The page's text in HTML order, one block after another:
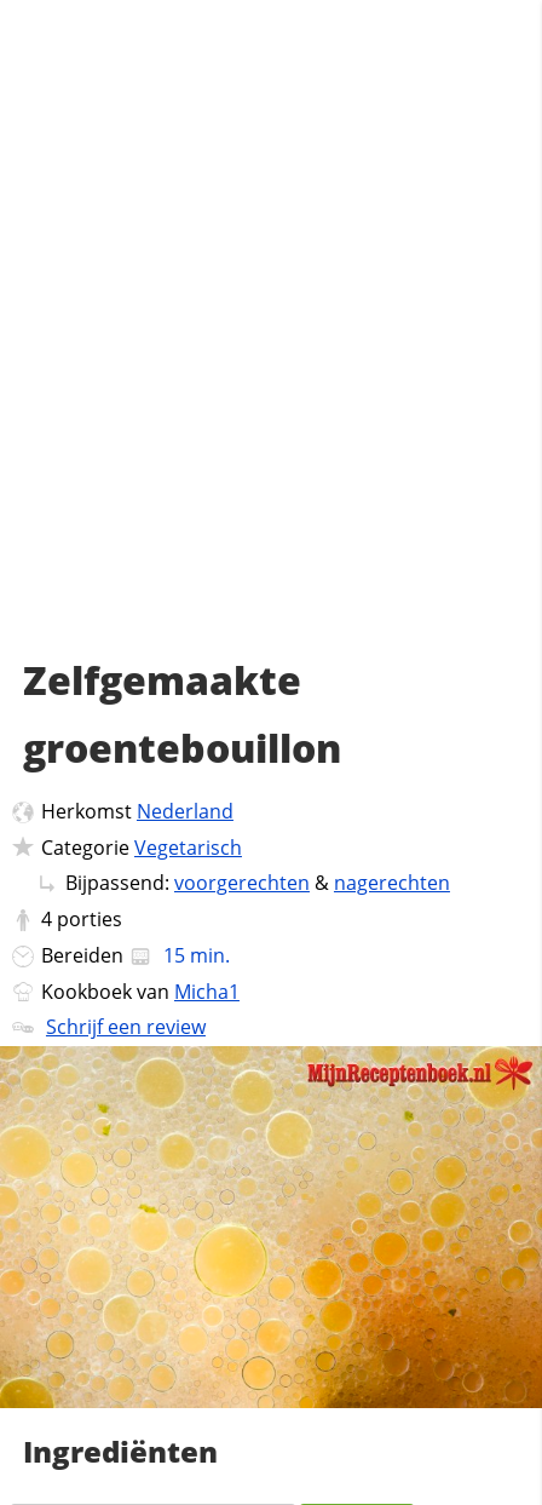
Zelfgemaakte
groentebouillon
Herkomst Nederland
CategorieVegetarisch
Bijpassend: voorgerechten & nagerechten
4 porties
Bereiden
15 min.
Kookboek van Micha1
Schrijf een review
Ingrediënten